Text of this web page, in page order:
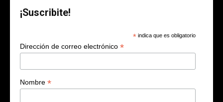
¡Suscribite!
* indica que es obligatorio
Dirección de correo electrónico *
Nombre *